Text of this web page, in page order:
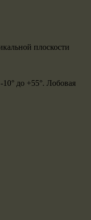
плоскости
до +55°. Лобовая